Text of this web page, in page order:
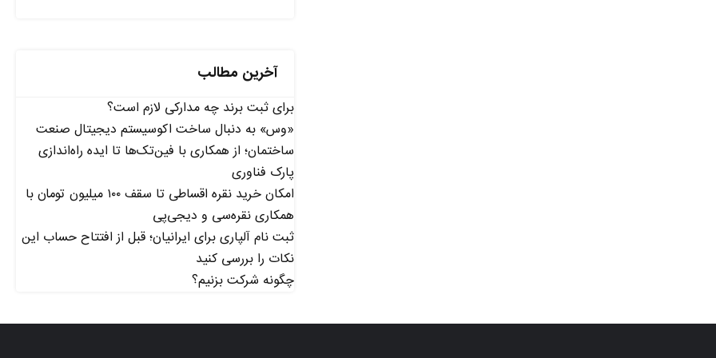
آخرین مطالب
برای ثبت برند چه مدارکی لازم است؟
«وس» به دنبال ساخت اکوسیستم دیجیتال صنعت
ساختمان؛ از همکاری با فین‌تک‌ها تا ایده راه‌اندازی
پارک فناوری
امکان خرید نقره اقساطی تا سقف ۱۰۰ میلیون تومان با
همکاری نقره‌سی و دیجی‌پی
ثبت نام آلپاری برای ایرانیان؛ قبل از افتتاح حساب این
نکات را بررسی کنید
چگونه شرکت بزنیم؟